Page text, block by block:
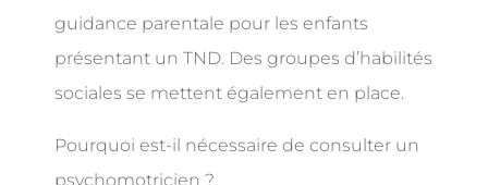
guidance parentale pour les enfants
présentant un TND. Des groupes d’habilités
sociales se mettent également en place.
Pourquoi est-il nécessaire de consulter un
psychomotricien ?